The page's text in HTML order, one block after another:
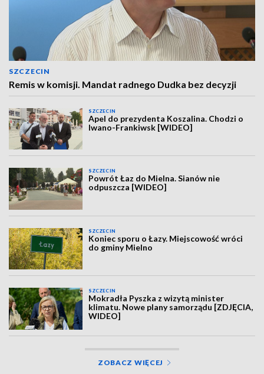
SZCZECIN
Remis w komisji. Mandat radnego Dudka bez decyzji
SZCZECIN
Apel do prezydenta Koszalina. Chodzi o
Iwano-Frankiwsk [WIDEO]
SZCZECIN
Powrót Łaz do Mielna. Sianów nie
odpuszcza [WIDEO]
SZCZECIN
Koniec sporu o Łazy. Miejscowość wróci
do gminy Mielno
SZCZECIN
Mokradła Pyszka z wizytą minister
klimatu. Nowe plany samorządu [ZDJĘCIA,
WIDEO]
ZOBACZ WIĘCEJ